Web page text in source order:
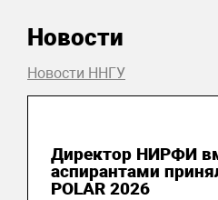
Новости
Новости ННГУ
Директор НИРФИ
аспирантами
POLAR 2026